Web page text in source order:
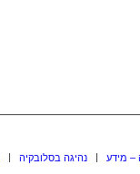
נהיגה בסלובקיה – מידע